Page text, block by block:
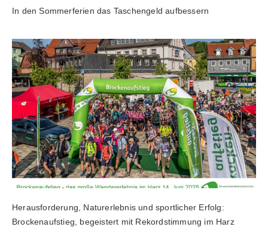
In den Sommerferien das Taschengeld aufbessern
Herausforderung, Naturerlebnis und sportlicher Erfolg:
Brockenaufstieg, begeistert mit Rekordstimmung im Harz